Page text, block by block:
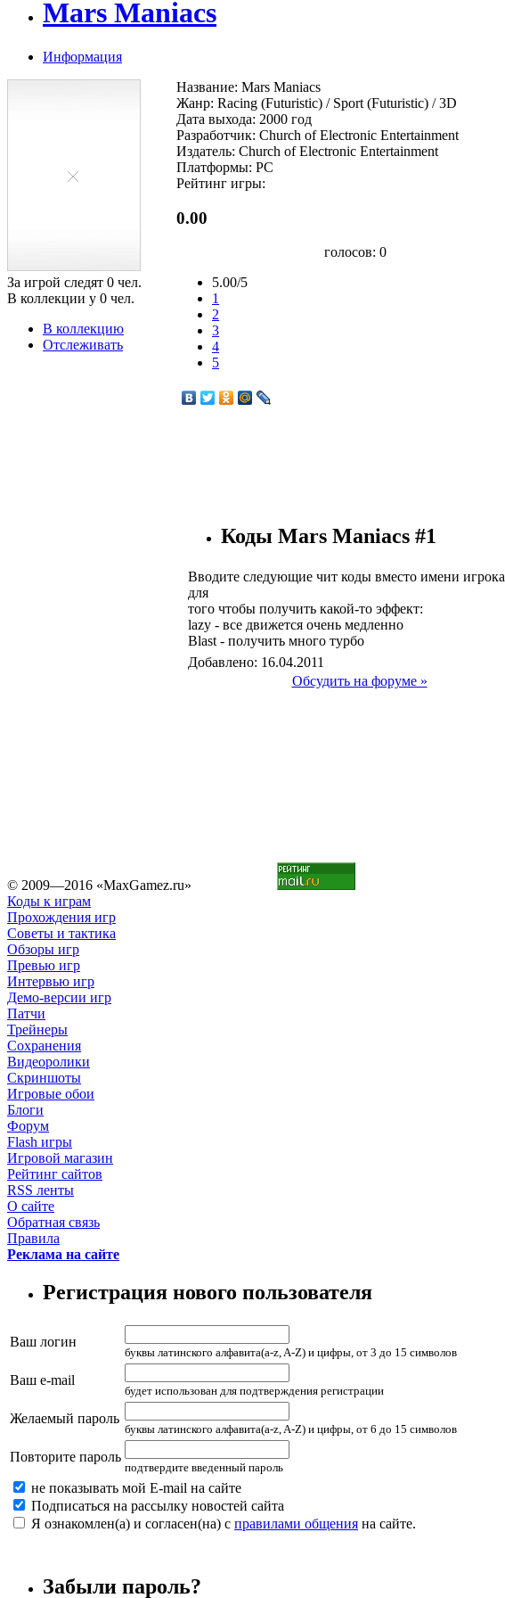
Mars Maniacs
Информация
За игрой следят 0 чел.
В коллекции у 0 чел.
В коллекцию
Отслеживать
Название: Mars Maniacs
Жанр: Racing (Futuristic) / Sport (Futuristic) / 3D
Дата выхода: 2000 год
Разработчик: Church of Electronic Entertainment
Издатель: Church of Electronic Entertainment
Платформы: PC
Рейтинг игры:
0.00
голосов: 0
5.00/5
1
2
3
4
5
Коды Mars Maniacs #1
Вводите следующие чит коды вместо имени игрока
для
того чтобы получить какой-то эффект:
lazy - все движется очень медленно
Blast - получить много турбо
Добавлено: 16.04.2011
Обсудить на форуме »
© 2009—2016 «MaxGamez.ru»
Коды к играм
Прохождения игр
Советы и тактика
Обзоры игр
Превью игр
Интервью игр
Демо-версии игр
Патчи
Трейнеры
Сохранения
Видеоролики
Скриншоты
Игровые обои
Блоги
Форум
Flash игры
Игровой магазин
Рейтинг сайтов
RSS ленты
О сайте
Обратная связь
Правила
Реклама на сайте
Регистрация нового пользователя
Ваш логин
буквы латинского алфавита(a-z, A-Z) и цифры, от 3 до 15 символов
Ваш e-mail
будет использован для подтверждения регистрации
Желаемый пароль
буквы латинского алфавита(a-z, A-Z) и цифры, от 6 до 15 символов
Повторите пароль
подтвердите введенный пароль
не показывать мой E-mail на сайте
Подписаться на рассылку новостей сайта
Я ознакомлен(а) и согласен(на) с правилами общения на сайте.
Забыли пароль?